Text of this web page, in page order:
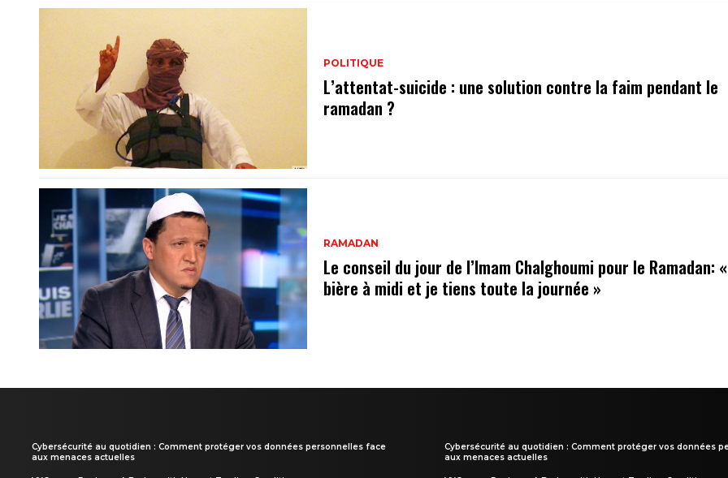
POLITIQUE
L’attentat-suicide : une solution contre la faim pendant le
ramadan ?
RAMADAN
Le conseil du jour de l’Imam Chalghoumi pour le Ramadan:
bière à midi et je tiens toute la journée »
Cybersécurité au quotidien : Comment protéger vos données personnelles face
aux menaces actuelles
Cybersécurité au quotidien : Comment protéger vos données
aux menaces actuelles